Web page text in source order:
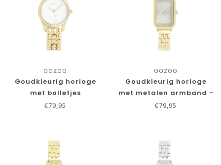
OOZOO
Goudkleurig horloge
met bolletjes
schakelarmband
€79,95
OOZOO
Goudkleurig horloge
met metalen armband -
Lichtgroen
€79,95